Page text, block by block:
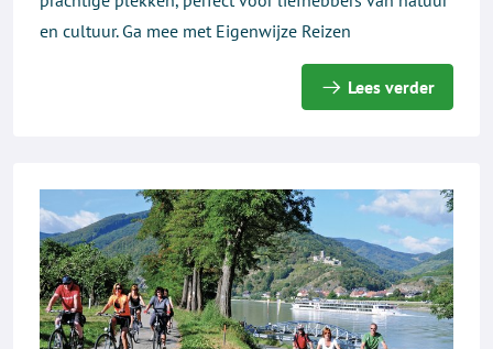
en cultuur. Ga mee met Eigenwijze Reizen
Lees verder